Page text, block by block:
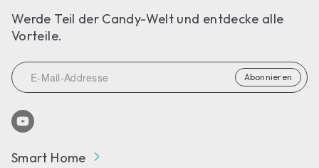
Werde Teil der Candy-Welt und entdecke alle
Vorteile.
Abonnieren
Smart Home